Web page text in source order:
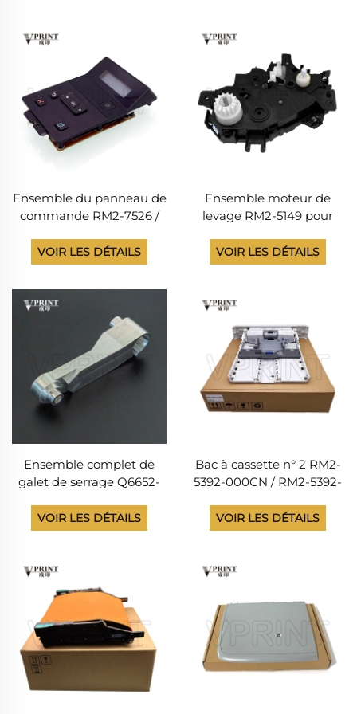
détachées, 110 V / 220 V
Ensemble du panneau de
commande RM2-7526 /
imprimantes HP LaserJet
M701 et M706
VOIR LES DÉTAILS
Ensemble moteur de
levage RM2-5149 pour
M552, M553, M554, M555,
E55040 MFP, M577, M578,
détachées)
VOIR LES DÉTAILS
Ensemble complet de
galet de serrage Q6652-
imprimantes HP
DesignJet Z6100, 6200,
(pièces de rechange)
VOIR LES DÉTAILS
Bac à cassette n° 2 RM2-
5392-000CN / RM2-5392-
HP LaserJet M402, M404,
M426, M427, pièces
photocopieuse
VOIR LES DÉTAILS